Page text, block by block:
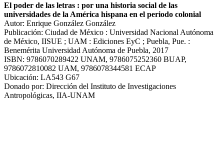
El poder de las letras : por una historia social de las
universidades de la América hispana en el periodo colonial
Autor: Enrique González González
Publicación: Ciudad de México : Universidad Nacional Autónoma
de México, IISUE ; UAM : Ediciones EyC ; Puebla, Pue. :
Benemérita Universidad Autónoma de Puebla, 2017
ISBN: 9786070289422 UNAM, 9786075252360 BUAP,
9786072810082 UAM, 9786078344581 ECAP
Ubicación: LA543 G67
Donado por: Dirección del Instituto de Investigaciones
Antropológicas, IIA-UNAM